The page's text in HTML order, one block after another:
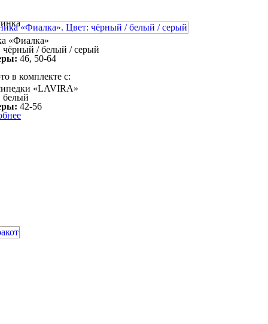
«Фиалка»
чёрный / белый / серый
46, 50-64
в комплекте с:
«LAVIRA»
белый
42-56